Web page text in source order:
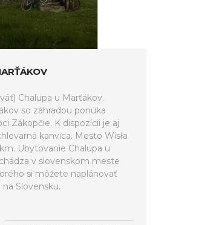
Chalupa u Marťákov.
so záhradou ponúka
Zákopčie. K dispozícii je aj
kanvica. Mesto Wisła
Ubytovanie Chalupa u
v slovenskom meste
si môžete naplánovať
Slovensku.